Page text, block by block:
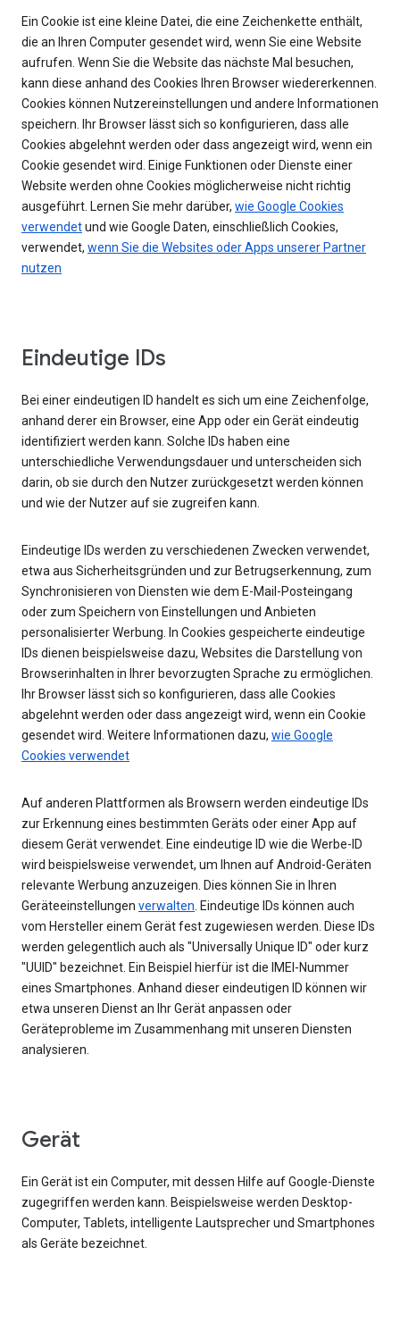
Ein Cookie ist eine kleine Datei, die eine Zeichenkette enthält,
die an Ihren Computer gesendet wird, wenn Sie eine Website
aufrufen. Wenn Sie die Website das nächste Mal besuchen,
kann diese anhand des Cookies Ihren Browser wiedererkennen.
Cookies können Nutzereinstellungen und andere Informationen
speichern. Ihr Browser lässt sich so konfigurieren, dass alle
Cookies abgelehnt werden oder dass angezeigt wird, wenn ein
Cookie gesendet wird. Einige Funktionen oder Dienste einer
Website werden ohne Cookies möglicherweise nicht richtig
ausgeführt. Lernen Sie mehr darüber, wie Google Cookies
verwendetund wie Google Daten, einschließlich Cookies,
verwendet, wenn Sie die Websites oder Apps unserer Partner
nutzen
Eindeutige IDs
Bei einer eindeutigen ID handelt es sich um eine Zeichenfolge,
anhand derer ein Browser, eine App oder ein Gerät eindeutig
identifiziert werden kann. Solche IDs haben eine
unterschiedliche Verwendungsdauer und unterscheiden sich
darin, ob sie durch den Nutzer zurückgesetzt werden können
und wie der Nutzer auf sie zugreifen kann.
Eindeutige IDs werden zu verschiedenen Zwecken verwendet,
etwa aus Sicherheitsgründen und zur Betrugserkennung, zum
Synchronisieren von Diensten wie dem E-Mail-Posteingang
oder zum Speichern von Einstellungen und Anbieten
personalisierter Werbung. In Cookies gespeicherte eindeutige
IDs dienen beispielsweise dazu, Websites die Darstellung von
Browserinhalten in Ihrer bevorzugten Sprache zu ermöglichen.
Ihr Browser lässt sich so konfigurieren, dass alle Cookies
abgelehnt werden oder dass angezeigt wird, wenn ein Cookie
gesendet wird. Weitere Informationen dazu, wie Google
Cookies verwendet
Auf anderen Plattformen als Browsern werden eindeutige IDs
zur Erkennung eines bestimmten Geräts oder einer App auf
diesem Gerät verwendet. Eine eindeutige ID wie die Werbe-ID
wird beispielsweise verwendet, um Ihnen auf Android-Geräten
relevante Werbung anzuzeigen. Dies können Sie in Ihren
Geräteeinstellungen verwalten. Eindeutige IDs können auch
vom Hersteller einem Gerät fest zugewiesen werden. Diese IDs
werden gelegentlich auch als "Universally Unique ID" oder kurz
"UUID" bezeichnet. Ein Beispiel hierfür ist die IMEI-Nummer
eines Smartphones. Anhand dieser eindeutigen ID können wir
etwa unseren Dienst an Ihr Gerät anpassen oder
Geräteprobleme im Zusammenhang mit unseren Diensten
analysieren.
Gerät
Ein Gerät ist ein Computer, mit dessen Hilfe auf Google-Dienste
zugegriffen werden kann. Beispielsweise werden Desktop-
Computer, Tablets, intelligente Lautsprecher und Smartphones
als Geräte bezeichnet.